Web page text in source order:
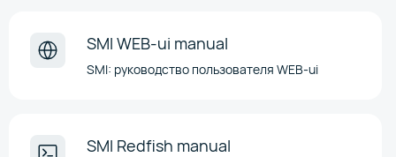
SMI WEB-ui manual
SMI: руководство пользователя WEB-ui
SMI Redfish manual